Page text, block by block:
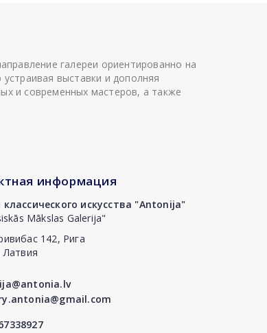
галереи ориентированно на
выставки и дополняя
и современных мастеров, а также
информация
классического искусства "Antonija"
Mākslas Galerija"
142, Рига
Латвия